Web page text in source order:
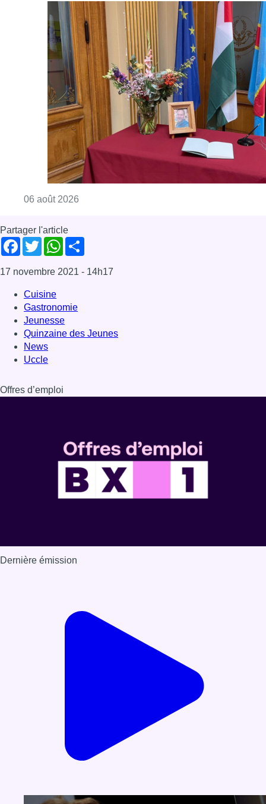
06 août 2026 Consulter l'article "La Commune d’Ixelles
Partager l'article
FacebookTwitterWhatsApp
Share
17 novembre 2021- 14h17
Cuisine
Gastronomie
Jeunesse
Quinzaine des Jeunes
News
Uccle
Offres d’emploi